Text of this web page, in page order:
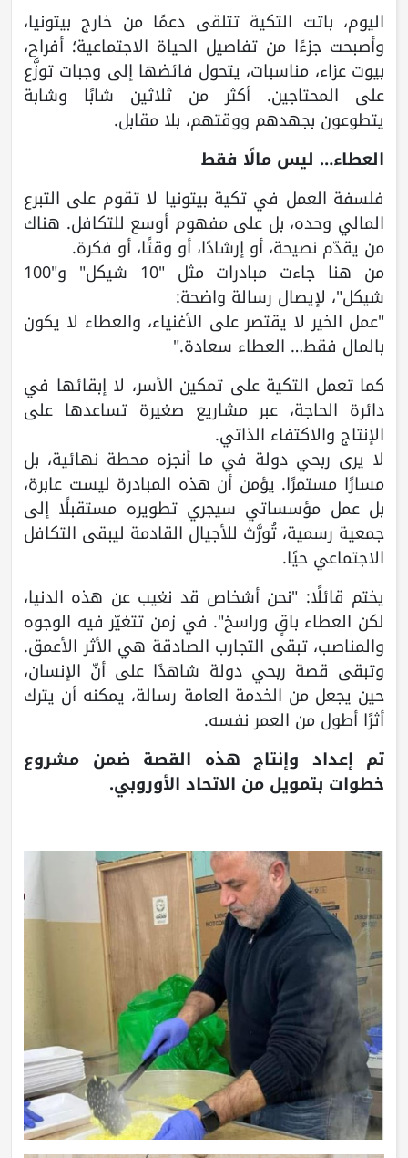
اليوم، باتت التكية تتلقى دعمًا من خارج بيتونيا،
وأصبحت جزءًا من تفاصيل الحياة الاجتماعية؛ أفراح،
بيوت عزاء، مناسبات، يتحول فائضها إلى وجبات توزَّع
على المحتاجين. أكثر من ثلاثين شابًا وشابة
يتطوعون بجهدهم ووقتهم، بلا مقابل.
العطاء… ليس مالًا فقط
فلسفة العمل في تكية بيتونيا لا تقوم على التبرع
المالي وحده، بل على مفهوم أوسع للتكافل. هناك
من يقدّم نصيحة، أو إرشادًا، أو وقتًا، أو فكرة.
من هنا جاءت مبادرات مثل "10 شيكل" و"100
شيكل"، لإيصال رسالة واضحة:
"عمل الخير لا يقتصر على الأغنياء، والعطاء لا يكون
بالمال فقط… العطاء سعادة."
كما تعمل التكية على تمكين الأسر، لا إبقائها في
دائرة الحاجة، عبر مشاريع صغيرة تساعدها على
الإنتاج والاكتفاء الذاتي.
لا يرى ربحي دولة في ما أنجزه محطة نهائية، بل
مسارًا مستمرًا. يؤمن أن هذه المبادرة ليست عابرة،
بل عمل مؤسساتي سيجري تطويره مستقبلًا إلى
جمعية رسمية، تُورَّث للأجيال القادمة ليبقى التكافل
الاجتماعي حيًا.
يختم قائلًا: "نحن أشخاص قد نغيب عن هذه الدنيا،
لكن العطاء باقٍ وراسخ". في زمن تتغيّر فيه الوجوه
والمناصب، تبقى التجارب الصادقة هي الأثر الأعمق.
وتبقى قصة ربحي دولة شاهدًا على أنّ الإنسان،
حين يجعل من الخدمة العامة رسالة، يمكنه أن يترك
أثرًا أطول من العمر نفسه.
تم إعداد وإنتاج هذه القصة ضمن مشروع
خطوات بتمويل من الاتحاد الأوروبي.